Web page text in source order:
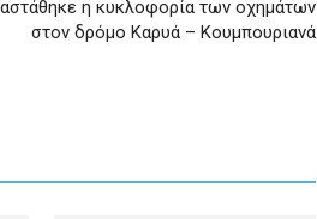
η κυκλοφορία των οχημάτων
στον δρόμο Καρυά – Κουμπουριανά